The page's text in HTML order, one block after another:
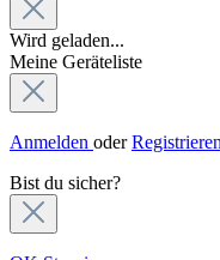
Wird geladen...
Meine Geräteliste
Anmelden oderRegistrieren
Bist du sicher?